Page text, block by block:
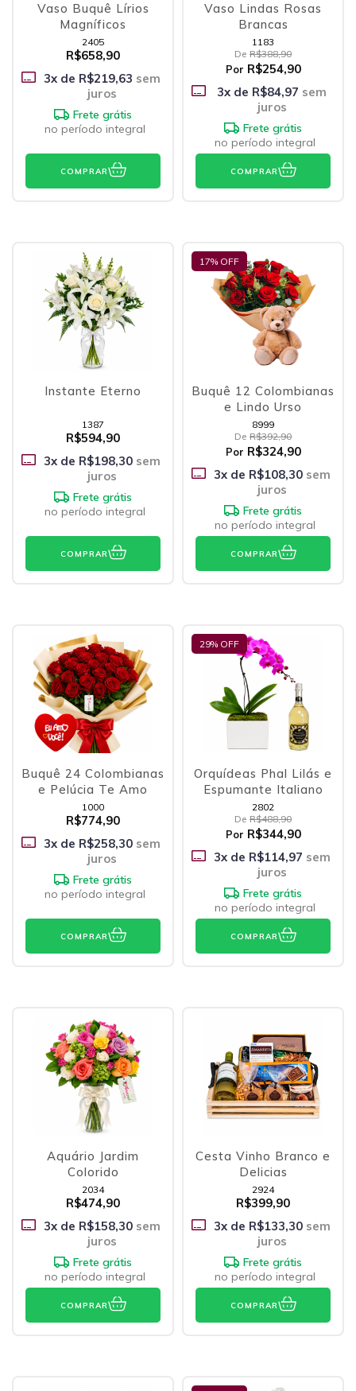
Vaso Buquê Lírios
Magníficos
2405
R$658,90
3x de R$219,63 sem
juros
Frete grátis
no período integral
COMPRAR
Vaso Lindas Rosas
Brancas
1183
De R$388,90
Por R$254,90
3x de R$84,97 sem
juros
Frete grátis
no período integral
COMPRAR
Instante Eterno
1387
R$594,90
3x de R$198,30sem
juros
Frete grátis
no período integral
COMPRAR
17% OFF
Buquê 12 Colombianas
e Lindo Urso
8999
De R$392,90
Por R$324,90
3x de R$108,30sem
juros
Frete grátis
no período integral
COMPRAR
Buquê 24 Colombianas
e Pelúcia Te Amo
1000
R$774,90
3x de R$258,30sem
juros
Frete grátis
no período integral
COMPRAR
29% OFF
Orquídeas Phal Lilás e
Espumante Italiano
2802
De R$488,90
Por R$344,90
3x de R$114,97 sem
juros
Frete grátis
no período integral
COMPRAR
Aquário Jardim
Colorido
2034
R$474,90
3x de R$158,30sem
juros
Frete grátis
no período integral
COMPRAR
Cesta Vinho Branco e
Delicias
2924
R$399,90
3x de R$133,30sem
juros
Frete grátis
no período integral
COMPRAR